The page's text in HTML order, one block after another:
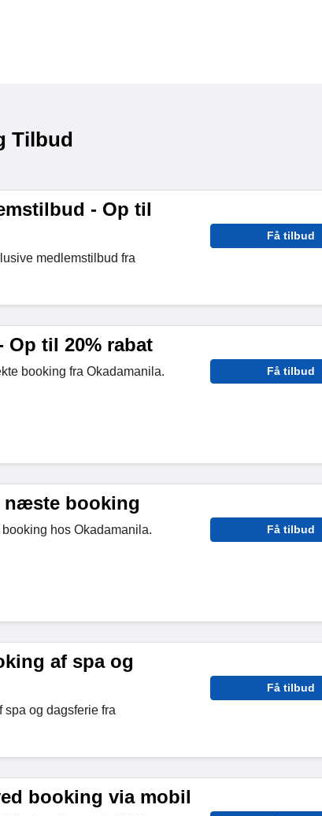
Tilbud
- Op til
medlemstilbud fra
Få tilbud
Op til 20% rabat
booking fra Okadamanila. Få tilbud
næste booking
hos Okadamanila. Få tilbud
af spa og
spa og dagsferie fra
Få tilbud
booking via mobil